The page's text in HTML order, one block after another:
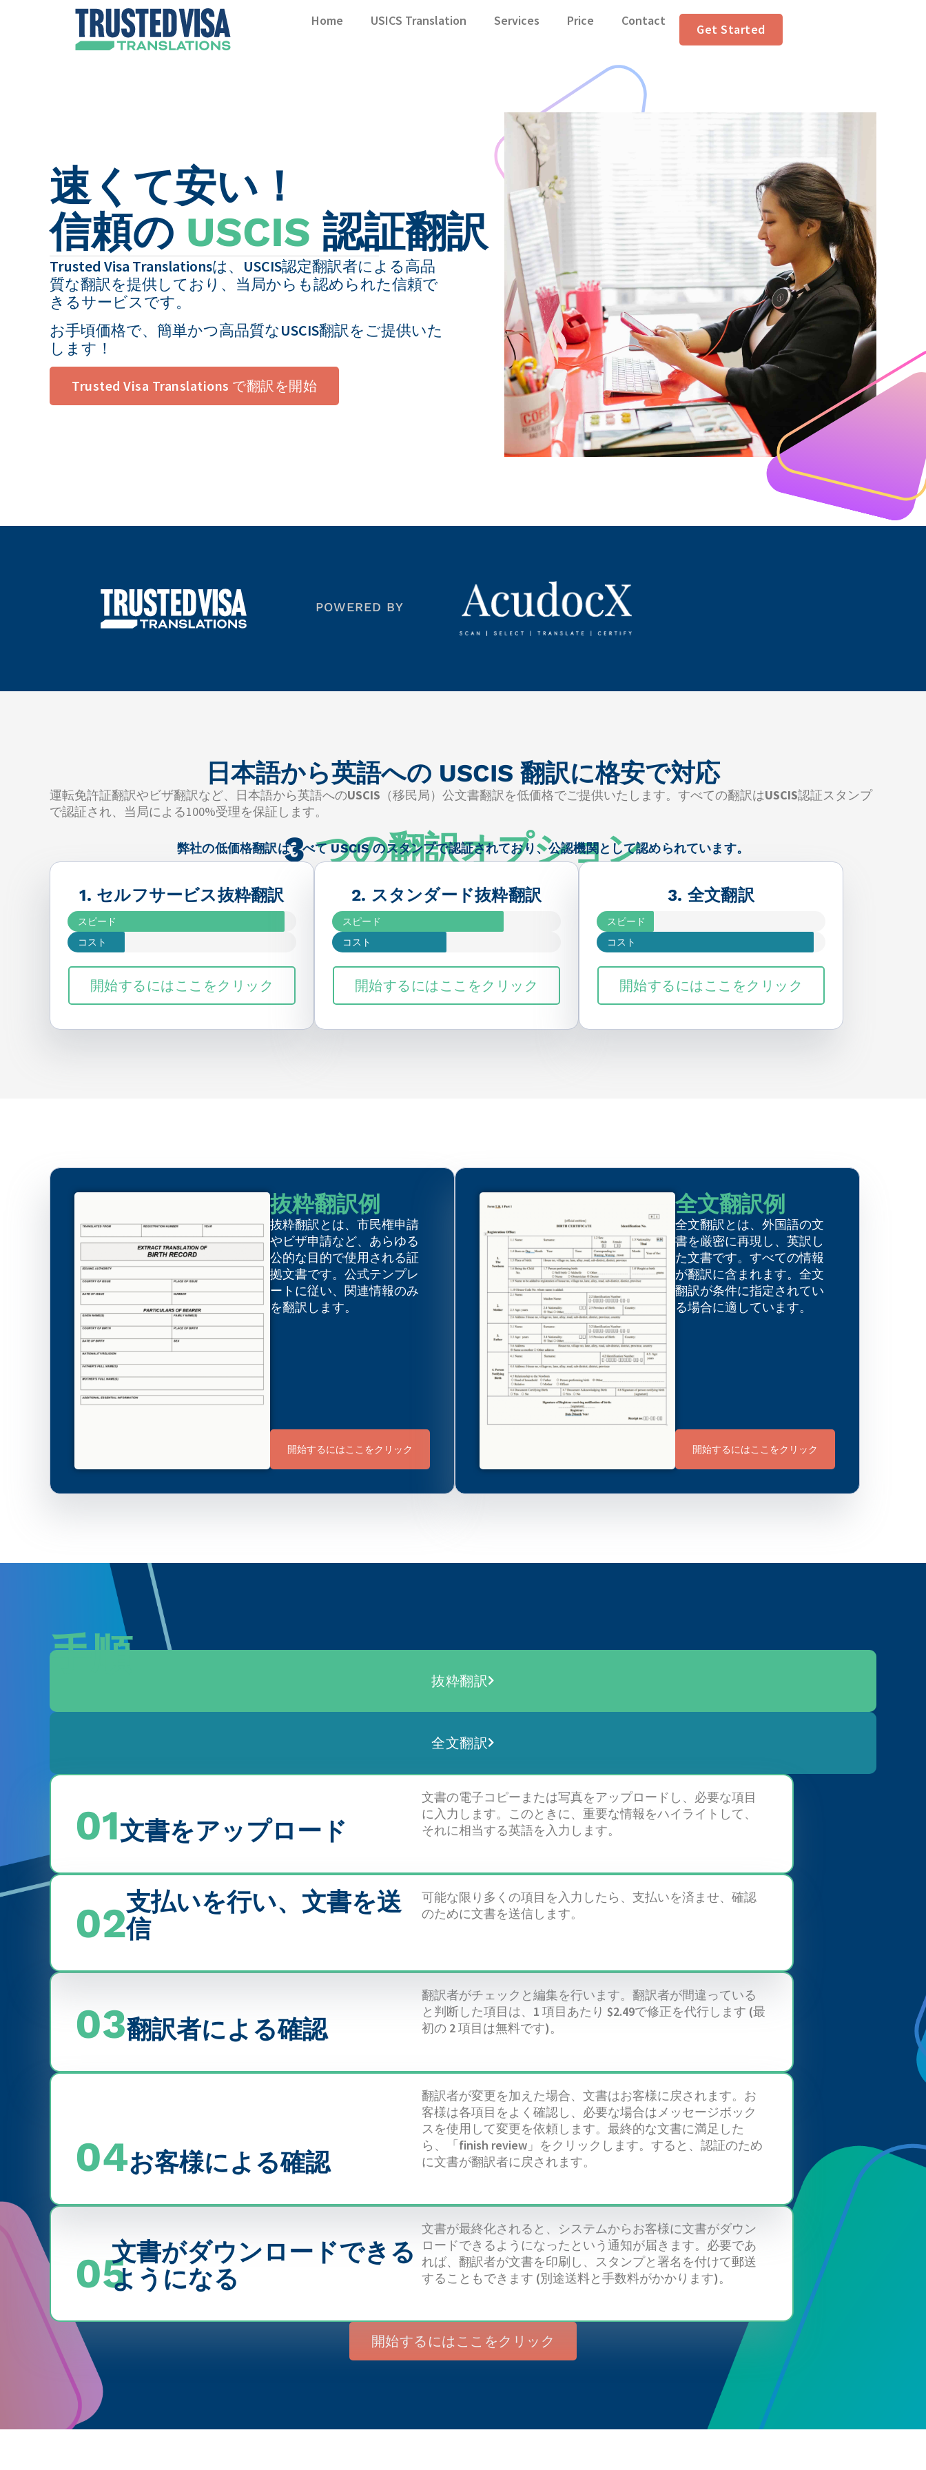
Home USICS Translation Services Price Contact
Get Started
速くて安い！
信頼の USCIS 認証翻訳
Trusted Visa Translationsは、USCIS認定翻訳者による高品
質な翻訳を提供しており、当局からも認められた信頼で
きるサービスです。
お手頃価格で、簡単かつ高品質なUSCIS翻訳をご提供いた
します！
Trusted Visa Translations で翻訳を開始
POWERED BY
日本語から英語への USCIS 翻訳に格安で対応
運転免許証翻訳やビザ翻訳など、日本語から英語へのUSCIS （移民局）公文書翻訳を低価格でご提供いたします。すべての翻訳はUSCIS認証スタンプ
で認証され、当局による100%受理を保証します。
3つの翻訳オプション
弊社の低価格翻訳はすべて USCIS のスタンプで認証されており、公認機関として認められています。
1. セルフサービス抜粋翻訳
スピード
コスト
開始するにはここをクリック
2. スタンダード抜粋翻訳
スピード
コスト
開始するにはここをクリック
3. 全文翻訳
スピード
コスト
開始するにはここをクリック
抜粋翻訳例
抜粋翻訳とは、市民権申請
やビザ申請など、あらゆる
公的な目的で使用される証
拠文書です。公式テンプレ
ートに従い、関連情報のみ
を翻訳します。
開始するにはここをクリック
全文翻訳例
全文翻訳とは、外国語の文
書を厳密に再現し、英訳し
た文書です。すべての情報
が翻訳に含まれます。全文
翻訳が条件に指定されてい
る場合に適しています。
開始するにはここをクリック
手順
抜粋翻訳
全文翻訳
01文書をアップロード
文書の電子コピーまたは写真をアップロードし、必要な項目
に入力します。このときに、重要な情報をハイライトして、
それに相当する英語を入力します。
02支払いを行い、文書を送
信
可能な限り多くの項目を入力したら、支払いを済ませ、確認
のために文書を送信します。
03翻訳者による確認
翻訳者がチェックと編集を行います。翻訳者が間違っている
と判断した項目は、1 項目あたり $2.49で修正を代行します (最
初の 2 項目は無料です)。
04お客様による確認
翻訳者が変更を加えた場合、文書はお客様に戻されます。お
客様は各項目をよく確認し、必要な場合はメッセージボック
スを使用して変更を依頼します。最終的な文書に満足した
ら、「finish review」をクリックします。すると、認証のため
に文書が翻訳者に戻されます。
05文書がダウンロードできる
ようになる
文書が最終化されると、システムからお客様に文書がダウン
ロードできるようになったという通知が届きます。必要であ
れば、翻訳者が文書を印刷し、スタンプと署名を付けて郵送
することもできます (別途送料と手数料がかかります)。
開始するにはここをクリック